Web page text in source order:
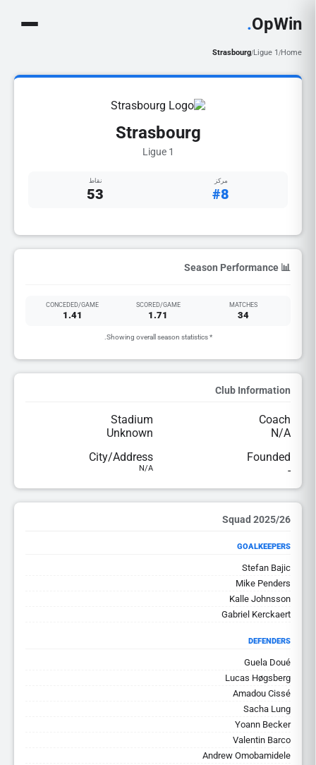
OpWin
.
Home
/
Ligue 1
/
Strasbourg
Strasbourg
Ligue 1
مركز
#8
نقاط
53
📊 Season Performance
MATCHES
34
SCORED/GAME
1.71
CONCEDED/GAME
1.41
* Showing overall season statistics.
Club Information
Coach
N/A
Stadium
Unknown
Founded
-
City/Address
N/A
2025/26 Squad
GOALKEEPERS
Stefan Bajic
Mike Penders
Kalle Johnsson
Gabriel Kerckaert
DEFENDERS
Guela Doué
Lucas Høgsberg
Amadou Cissé
Sacha Lung
Yoann Becker
Valentin Barco
Andrew Omobamidele